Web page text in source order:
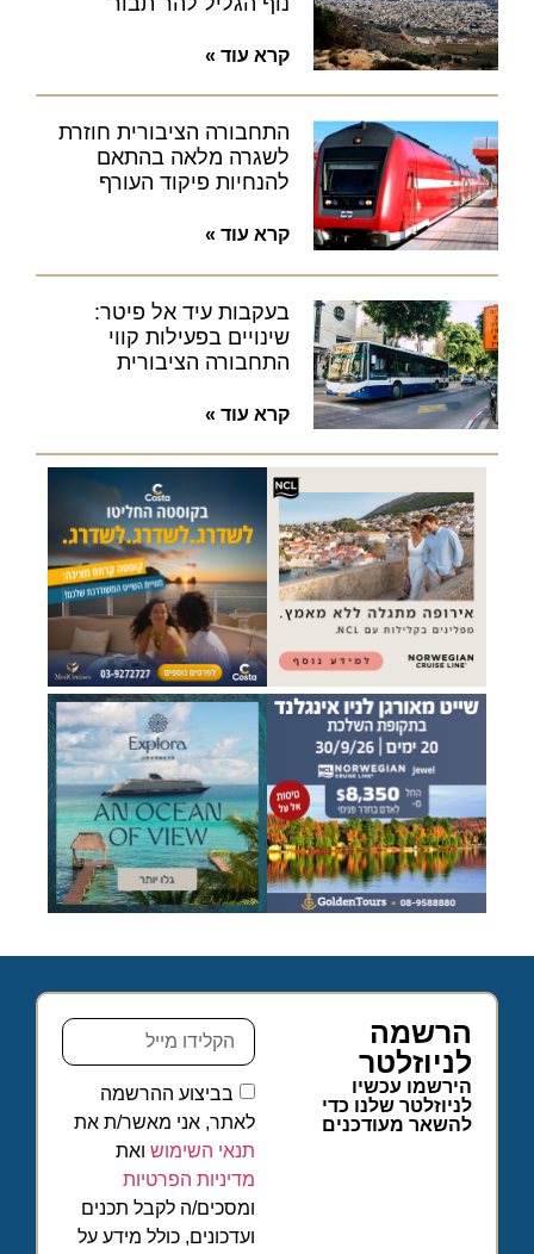
קרא עוד »
התחבורה הציבורית חוזרת
לשגרה מלאה בהתאם
להנחיות פיקוד העורף
קרא עוד »
בעקבות עיד אל פיטר:
שינויים בפעילות קווי
התחבורה הציבורית
קרא עוד »
הרשמה
לניוזלטר
הירשמו עכשיו
לניוזלטר שלנו כדי
להשאר מעודכנים
בביצוע ההרשמה
לאתר, אני מאשר/ת את
תנאי השימוש ואת
מדיניות הפרטיות
ומסכים/ה לקבל תכנים
ועדכונים, כולל מידע על